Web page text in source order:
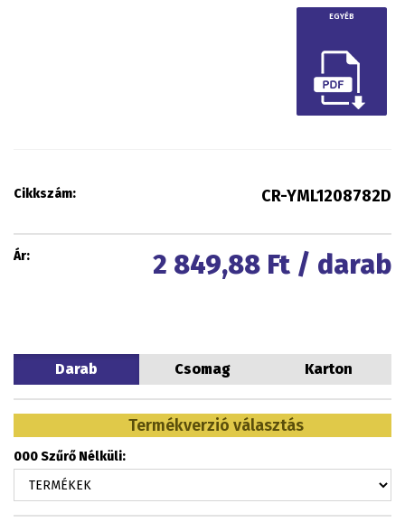
EGYÉB
Cikkszám: CR-YML1208782D
Ár: 2 849,88 Ft / darab
Darab Csomag Karton
Termékverzió választás
000 Szűrő Nélküli: